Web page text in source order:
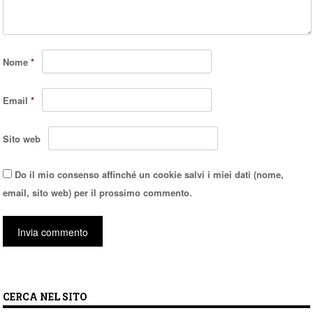
Nome*
Email*
Sito web
Do il mio consenso affinché un cookie salvi i miei dati (nome,
email, sito web) per il prossimo commento.
CERCA NEL SITO